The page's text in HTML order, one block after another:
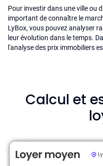
Pour investir dans une ville ou
important de connaître le
LyBox, vous pouvez analyser
leur évolution dans le temps.
l'analyse des prix immobiliers
Calcul et